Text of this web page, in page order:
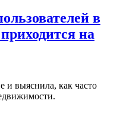
в
на
и выяснила, как часто